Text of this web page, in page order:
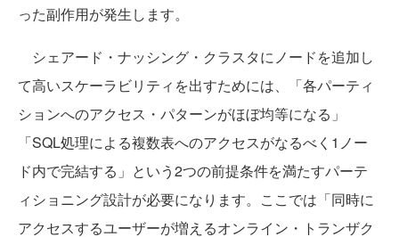
った副作用が発生します。
シェアード・ナッシング・クラスタにノードを追加し
て高いスケーラビリティを出すためには、「各パーティ
ションへのアクセス・パターンがほぼ均等になる」
「SQL処理による複数表へのアクセスがなるべく1ノー
ド内で完結する」という2つの前提条件を満たすパーテ
ィショニング設計が必要になります。ここでは「同時に
アクセスするユーザーが増えるオンライン・トランザク